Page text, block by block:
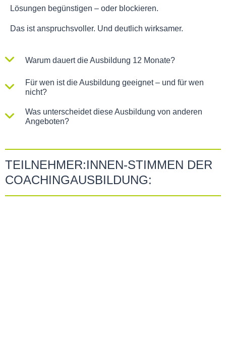
Lösungen begünstigen – oder blockieren.
Das ist anspruchsvoller. Und deutlich wirksamer.
Warum dauert die Ausbildung 12 Monate?
Für wen ist die Ausbildung geeignet – und für wen
nicht?
Was unterscheidet diese Ausbildung von anderen
Angeboten?
TEILNEHMER:INNEN-STIMMEN DER
COACHINGAUSBILDUNG: